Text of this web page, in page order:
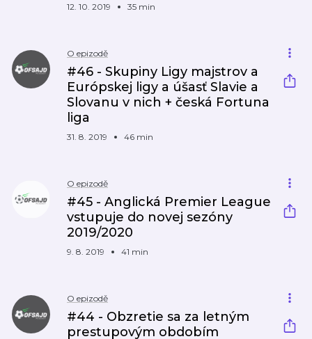
12. 10. 2019 35 min
O epizodě
#46 - Skupiny Ligy majstrov a
Európskej ligy a úšasť Slavie a
Slovanu v nich + česká Fortuna
liga
31. 8. 2019 46 min
O epizodě
#45 - Anglická Premier League
vstupuje do novej sezóny
2019/2020
9. 8. 2019 41 min
O epizodě
#44 - Obzretie sa za letným
prestupovým obdobím